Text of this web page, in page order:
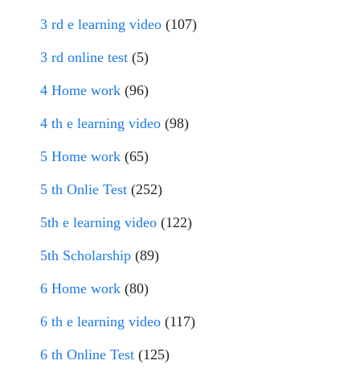
3 rd e learning video (107)
3 rd online test (5)
4 Home work (96)
4 th e learning video (98)
5 Home work (65)
5 th Onlie Test (252)
5th e learning video (122)
5th Scholarship (89)
6 Home work (80)
6 th e learning video (117)
6 th Online Test (125)